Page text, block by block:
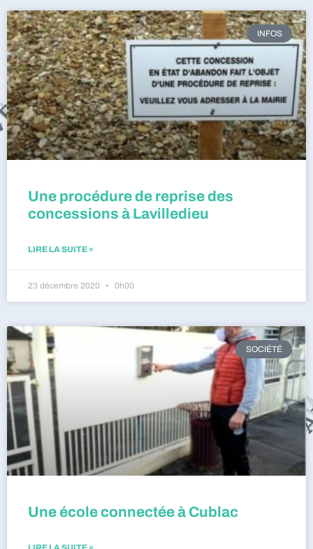
INFOS
Une procédure de reprise des
concessions à Lavilledieu
LIRE LA SUITE »
23 décembre 2020 0h00
SOCIÉTÉ
Une école connectée à Cublac